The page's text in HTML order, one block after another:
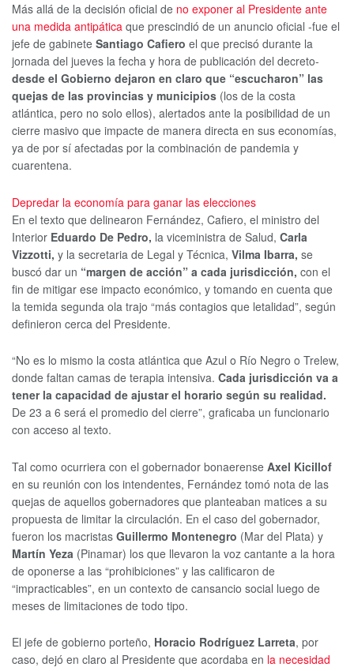
Más allá de la decisión oficial de no exponer al Presidente ante
una medida antipática que prescindió de un anuncio oficial -fue el
jefe de gabinete Santiago Cafiero el que precisó durante la
jornada del jueves la fecha y hora de publicación del decreto-
desde el Gobierno dejaron en claro que “escucharon” las
quejas de las provincias y municipios (los de la costa
atlántica, pero no solo ellos), alertados ante la posibilidad de un
cierre masivo que impacte de manera directa en sus economías,
ya de por sí afectadas por la combinación de pandemia y
cuarentena.
Depredar la economía para ganar las elecciones
En el texto que delinearon Fernández, Cafiero, el ministro del
Interior Eduardo De Pedro, la viceministra de Salud, Carla
Vizzotti, y la secretaria de Legal y Técnica, Vilma Ibarra, se
buscó dar un “margen de acción” a cada jurisdicción, con el
fin de mitigar ese impacto económico, y tomando en cuenta que
la temida segunda ola trajo “más contagios que letalidad”, según
definieron cerca del Presidente.
“No es lo mismo la costa atlántica que Azul o Río Negro o Trelew,
donde faltan camas de terapia intensiva. Cada jurisdicción va a
tener la capacidad de ajustar el horario según su realidad.
De 23 a 6 será el promedio del cierre”, graficaba un funcionario
con acceso al texto.
Tal como ocurriera con el gobernador bonaerense Axel Kicillof
en su reunión con los intendentes, Fernández tomó nota de las
quejas de aquellos gobernadores que planteaban matices a su
propuesta de limitar la circulación. En el caso del gobernador,
fueron los macristas Guillermo Montenegro (Mar del Plata) y
Martín Yeza (Pinamar) los que llevaron la voz cantante a la hora
de oponerse a las “prohibiciones” y las calificaron de
“impracticables”, en un contexto de cansancio social luego de
meses de limitaciones de todo tipo.
El jefe de gobierno porteño, Horacio Rodríguez Larreta, por
caso, dejó en claro al Presidente que acordaba en la necesidad